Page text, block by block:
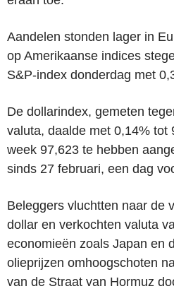
Aandelen stonden lager in
op Amerikaanse indices
S&P-index donderdag met
De dollarindex, gemeten
valuta, daalde met 0,14% tot
week 97,623 te hebben
sinds 27 februari, een dag
Beleggers vluchtten naar de
dollar en verkochten valuta
economieën zoals Japan en
olieprijzen omhoogschoten
van de Straat van Hormuz